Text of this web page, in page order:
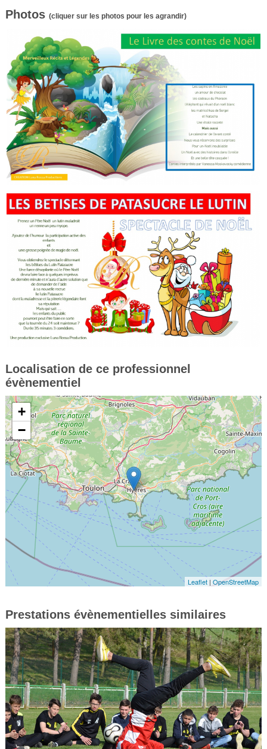
Photos (cliquer sur les photos pour les agrandir)
Localisation de ce professionnel
évènementiel
+
−
Leaflet |OpenStreetMap
Prestations évènementielles similaires